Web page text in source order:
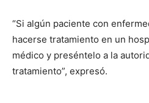
“Si algún paciente con
hacerse tratamiento en un
médico y preséntelo a la
tratamiento”, expresó.